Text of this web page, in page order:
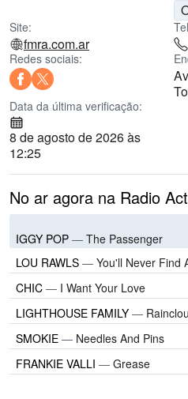
Site:
fmra.com.ar
Redes sociais:
Data da última verificação:
8 de agosto de 2026 às
12:25
No ar agora na Radio
IGGY POP — The Passenger
LOU RAWLS — You'll Never Find
CHIC — I Want Your Love
LIGHTHOUSE FAMILY —
SMOKIE — Needles And Pins
FRANKIE VALLI — Grease